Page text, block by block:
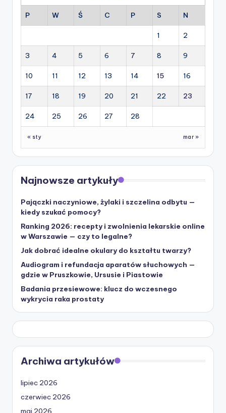
P W Ś C P S N
1 2
3 4 5 6 7 8 9
10 11 12 13 14 15 16
17 18 19 20 21 22 23
24 25 26 27 28
« sty mar »
Najnowsze artykuły
Pajączki naczyniowe, żylaki i szczelina odbytu —
kiedy szukać pomocy?
Ranking 2026: recepty i zwolnienia lekarskie online
w Warszawie — czy to legalne?
Jak dobrać idealne okulary do kształtu twarzy?
Audiogram i refundacja aparatów słuchowych —
gdzie w Pruszkowie, Ursusie i Piastowie
Badania przesiewowe: klucz do wczesnego
wykrycia raka prostaty
Archiwa artykułów
lipiec 2026
czerwiec 2026
maj 2026